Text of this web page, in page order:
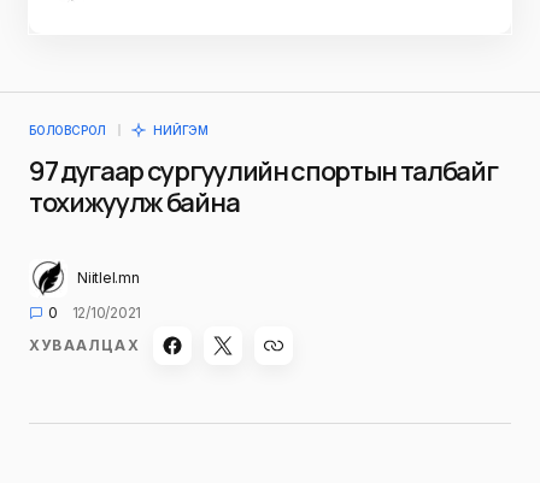
БОЛОВСРОЛ НИЙГЭМ
97 дугаар сургуулийн спортын талбайг
тохижуулж байна
Niitlel.mn
0
12/10/2021
ХУВААЛЦАХ